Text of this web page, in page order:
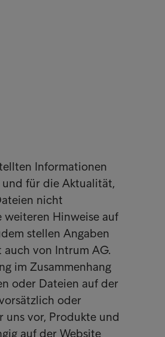
Informationen
für die Aktualität,
nicht
weiteren Hinweise auf
stellen Angaben
von Intrum AG.
im Zusammenhang
oder Dateien auf der
oder
uns vor, Produkte und
auf der Website